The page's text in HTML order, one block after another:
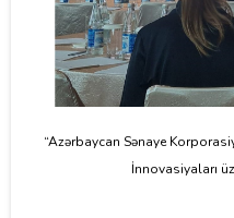
“Azərbaycan Sənaye
İnnovasiyaları